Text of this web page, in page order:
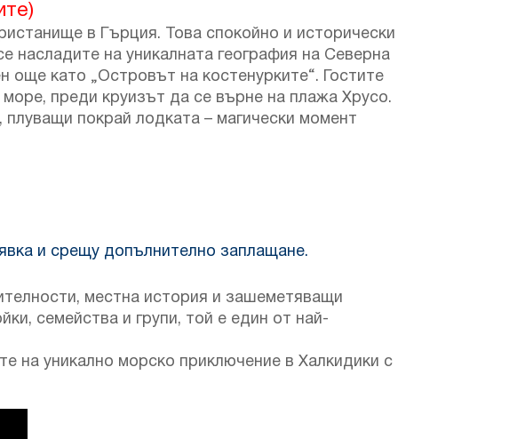
в Гърция. Това спокойно и исторически
на уникалната география на Северна
още като „Островът на костенурките“. Гостите
преди круизът да се върне на плажа Хрусо.
покрай лодката – магически момент
и срещу допълнително заплащане.
местна история и зашеметяващи
семейства и групи, той е един от най-
на уникално морско приключение в Халкидики с